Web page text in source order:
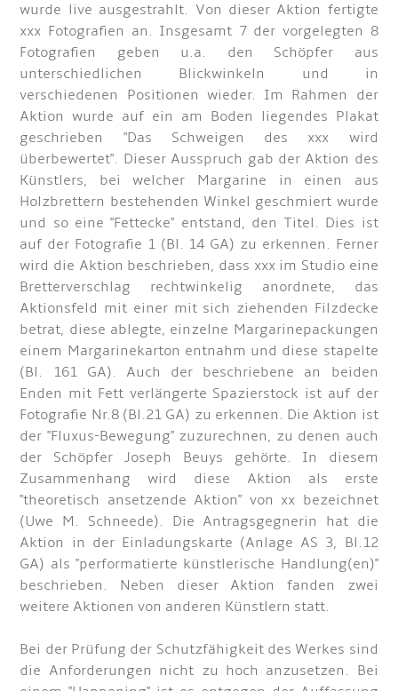
wurde live ausgestrahlt. Von dieser Aktion fertigte
xxx Fotografien an. Insgesamt 7 der vorgelegten 8
Fotografien geben u.a. den Schöpfer aus
unterschiedlichen Blickwinkeln und in
verschiedenen Positionen wieder. Im Rahmen der
Aktion wurde auf ein am Boden liegendes Plakat
geschrieben "Das Schweigen des xxx wird
überbewertet". Dieser Ausspruch gab der Aktion des
Künstlers, bei welcher Margarine in einen aus
Holzbrettern bestehenden Winkel geschmiert wurde
und so eine "Fettecke" entstand, den Titel. Dies ist
auf der Fotografie 1 (Bl. 14 GA) zu erkennen. Ferner
wird die Aktion beschrieben, dass xxx im Studio eine
Bretterverschlag rechtwinkelig anordnete, das
Aktionsfeld mit einer mit sich ziehenden Filzdecke
betrat, diese ablegte, einzelne Margarinepackungen
einem Margarinekarton entnahm und diese stapelte
(Bl. 161 GA). Auch der beschriebene an beiden
Enden mit Fett verlängerte Spazierstock ist auf der
Fotografie Nr.8 (Bl.21 GA) zu erkennen. Die Aktion ist
der "Fluxus-Bewegung" zuzurechnen, zu denen auch
der Schöpfer Joseph Beuys gehörte. In diesem
Zusammenhang wird diese Aktion als erste
"theoretisch ansetzende Aktion" von xx bezeichnet
(Uwe M. Schneede). Die Antragsgegnerin hat die
Aktion in der Einladungskarte (Anlage AS 3, Bl.12
GA) als "performatierte künstlerische Handlung(en)"
beschrieben. Neben dieser Aktion fanden zwei
weitere Aktionen von anderen Künstlern statt.
Bei der Prüfung der Schutzfähigkeit des Werkes sind
die Anforderungen nicht zu hoch anzusetzen. Bei